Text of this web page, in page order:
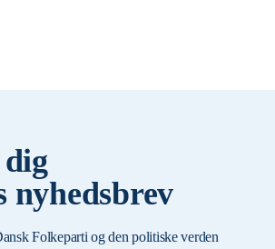
nyhedsbrev
Folkeparti og den politiske verden